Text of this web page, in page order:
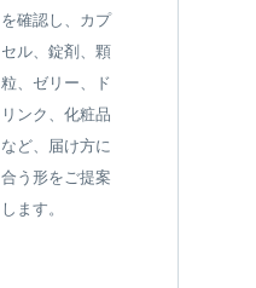
を確認し、カプ
セル、錠剤、顆
粒、ゼリー、ド
リンク、化粧品
など、届け方に
合う形をご提案
します。